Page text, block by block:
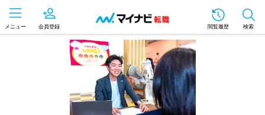
メニュー 会員登録 閲覧履歴 検索